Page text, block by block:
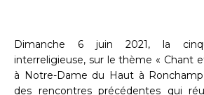
Dimanche 6 juin 2021, la
interreligieuse, sur le thème « Chant
à Notre-Dame du Haut à
des rencontres précédentes qui